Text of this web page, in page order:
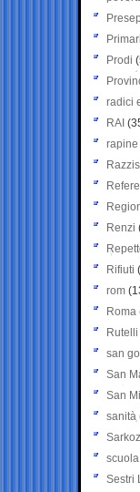
Prodi
radici
RAI
rapine
Renzi
Rifiuti
rom
Roma
Rutelli
san
San
San
sanità
scuola
Sestri